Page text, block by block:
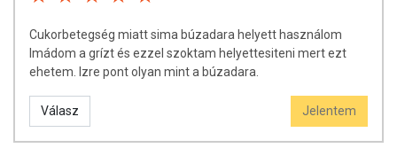
Cukorbetegség miatt sima búzadara helyett használom
Imádom a grízt és ezzel szoktam helyettesiteni mert ezt
ehetem. Izre pont olyan mint a búzadara.
Válasz Jelentem